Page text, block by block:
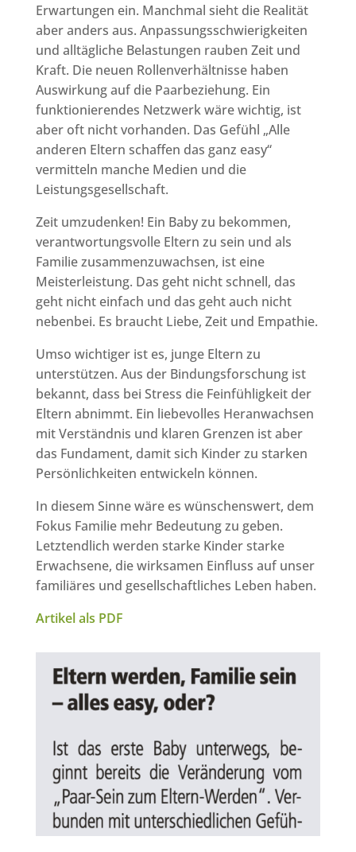
Erwartungen ein. Manchmal sieht die Realität
aber anders aus. Anpassungsschwierigkeiten
und alltägliche Belastungen rauben Zeit und
Kraft. Die neuen Rollenverhältnisse haben
Auswirkung auf die Paarbeziehung. Ein
funktionierendes Netzwerk wäre wichtig, ist
aber oft nicht vorhanden. Das Gefühl „Alle
anderen Eltern schaffen das ganz easy“
vermitteln manche Medien und die
Leistungsgesellschaft.
Zeit umzudenken! Ein Baby zu bekommen,
verantwortungsvolle Eltern zu sein und als
Familie zusammenzuwachsen, ist eine
Meisterleistung. Das geht nicht schnell, das
geht nicht einfach und das geht auch nicht
nebenbei. Es braucht Liebe, Zeit und Empathie.
Umso wichtiger ist es, junge Eltern zu
unterstützen. Aus der Bindungsforschung ist
bekannt, dass bei Stress die Feinfühligkeit der
Eltern abnimmt. Ein liebevolles Heranwachsen
mit Verständnis und klaren Grenzen ist aber
das Fundament, damit sich Kinder zu starken
Persönlichkeiten entwickeln können.
In diesem Sinne wäre es wünschenswert, dem
Fokus Familie mehr Bedeutung zu geben.
Letztendlich werden starke Kinder starke
Erwachsene, die wirksamen Einfluss auf unser
familiäres und gesellschaftliches Leben haben.
Artikel als PDF